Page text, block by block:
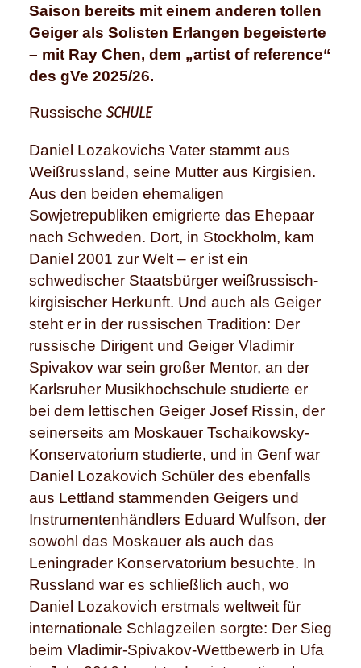
Saison bereits mit einem anderen tollen
Geiger als Solisten Erlangen begeisterte
– mit Ray Chen, dem „artist of reference“
des gVe 2025/26.
Russische SCHULE
Daniel Lozakovichs Vater stammt aus
Weißrussland, seine Mutter aus Kirgisien.
Aus den beiden ehemaligen
Sowjetrepubliken emigrierte das Ehepaar
nach Schweden. Dort, in Stockholm, kam
Daniel 2001 zur Welt – er ist ein
schwedischer Staatsbürger weißrussisch-
kirgisischer Herkunft. Und auch als Geiger
steht er in der russischen Tradition: Der
russische Dirigent und Geiger Vladimir
Spivakov war sein großer Mentor, an der
Karlsruher Musikhochschule studierte er
bei dem lettischen Geiger Josef Rissin, der
seinerseits am Moskauer Tschaikowsky-
Konservatorium studierte, und in Genf war
Daniel Lozakovich Schüler des ebenfalls
aus Lettland stammenden Geigers und
Instrumentenhändlers Eduard Wulfson, der
sowohl das Moskauer als auch das
Leningrader Konservatorium besuchte. In
Russland war es schließlich auch, wo
Daniel Lozakovich erstmals weltweit für
internationale Schlagzeilen sorgte: Der Sieg
beim Vladimir-Spivakov-Wettbewerb in Ufa